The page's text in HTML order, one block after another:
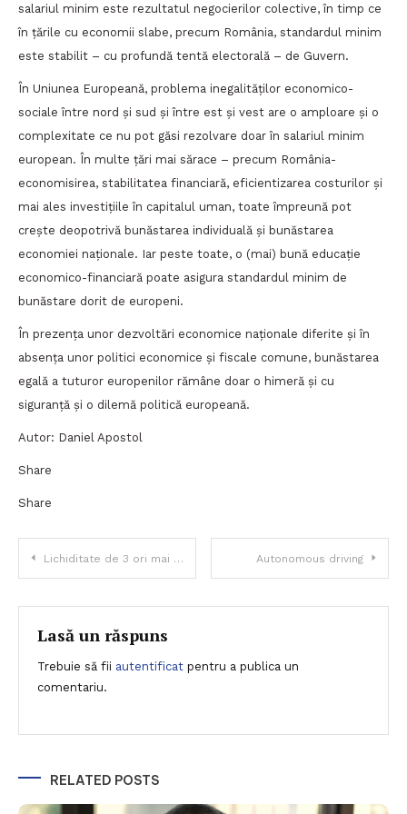
salariul minim este rezultatul negocierilor colective, în timp ce
în țările cu economii slabe, precum România, standardul minim
este stabilit – cu profundă tentă electorală – de Guvern.
În Uniunea Europeană, problema inegalităților economico-
sociale între nord și sud și între est și vest are o amploare și o
complexitate ce nu pot găsi rezolvare doar în salariul minim
european. În multe țări mai sărace – precum România-
economisirea, stabilitatea financiară, eficientizarea costurilor și
mai ales investițiile în capitalul uman, toate împreună pot
crește deopotrivă bunăstarea individuală și bunăstarea
economiei naționale. Iar peste toate, o (mai) bună educație
economico-financiară poate asigura standardul minim de
bunăstare dorit de europeni.
În prezența unor dezvoltări economice naționale diferite și în
absența unor politici economice și fiscale comune, bunăstarea
egală a tuturor europenilor rămâne doar o himeră și cu
siguranță și o dilemă politică europeană.
Autor: Daniel Apostol
Share
Share
Navigare
în
articole
Lichiditate de 3 ori mai mare la BVB în luna în care România a fost promovată la statutul de Piață Emergentă Autonomous driving
Lasă un răspuns
Trebuie să fii autentificat pentru a publica un
comentariu.
RELATED POSTS